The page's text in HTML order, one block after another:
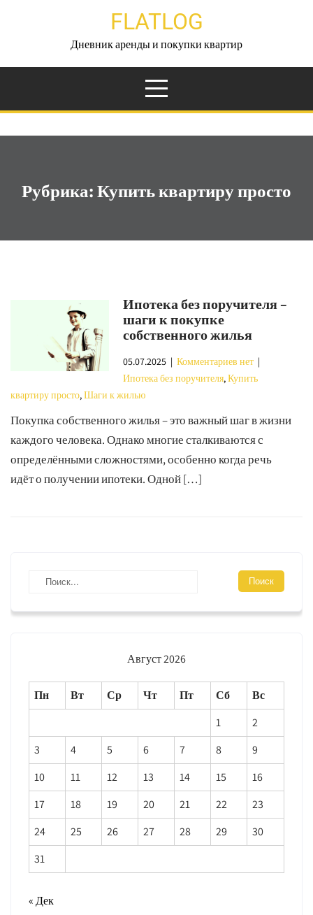
FLATLOG
Дневник аренды и покупки квартир
Рубрика:Купить квартиру просто
Ипотека без поручителя –
шаги к покупке
собственного жилья
05.07.2025 |Комментариев нет |
Ипотека без поручителя,Купить
квартиру просто,Шаги к жилью
Покупка собственного жилья – это важный шаг в жизни
каждого человека. Однако многие сталкиваются с
определёнными сложностями, особенно когда речь
идёт о получении ипотеки. Одной […]
Август 2026
Пн Вт Ср Чт Пт Сб
Вс
1
2
3
4 5 6 7 8
9
10
11 12 13 14 15
16
17
18 19 20 21 22
23
24
25 26 27 28 29
30
31
« Дек